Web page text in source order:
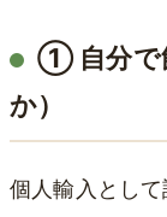
① 自分で
か）
個人輸入とし